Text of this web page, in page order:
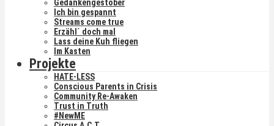
Gedankengestöber
Ich bin gespannt
Streams come true
Erzähl´ doch mal
Lass deine Kuh fliegen
Im Kasten
Projekte
HATE-LESS
Conscious Parents in Crisis
Community Re-Awaken
Trust in Truth
#NewME